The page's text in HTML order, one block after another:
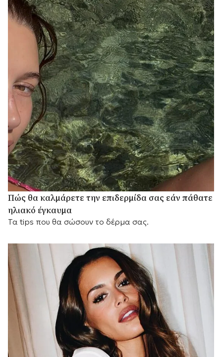
Πώς θα καλμάρετε την επιδερμίδα σας εάν πάθατε
ηλιακό έγκαυμα
Τα tips που θα σώσουν το δέρμα σας.